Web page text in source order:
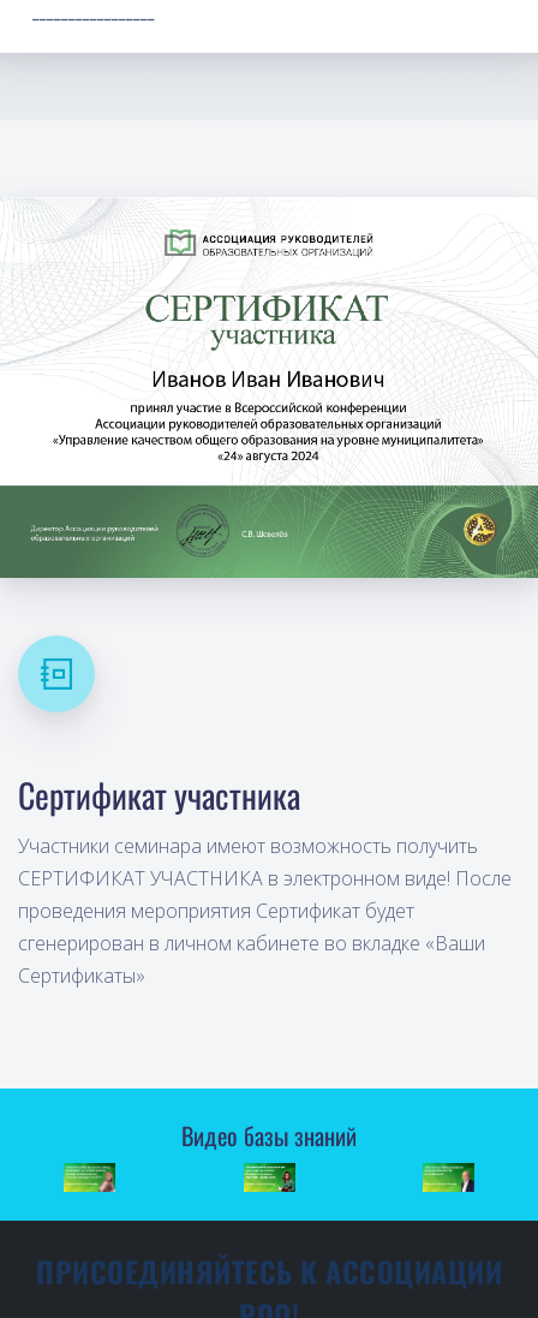
Сертификат участника
Участники семинара имеют возможность получить
СЕРТИФИКАТ УЧАСТНИКА в электронном виде! После
проведения мероприятия Сертификат будет
сгенерирован в личном кабинете во вкладке «Ваши
Сертификаты»
Видео базы знаний
ПРИСОЕДИНЯЙТЕСЬ К АССОЦИАЦИИ